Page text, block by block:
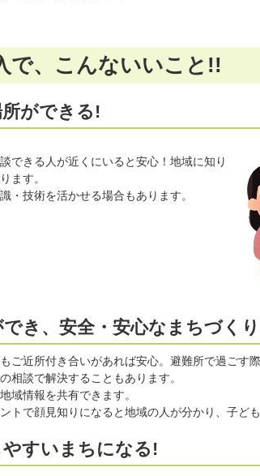
で、こんないいこと!!
ができる!
できる人が近くにいると安心！地域に知り
ます。
・技術を活かせる場合もあります。
き、安全・安心なまちづく
ご近所付き合いがあれば安心。避難所で過ごす
相談で解決することもあります。
域情報を共有できます。
トで顔見知りになると地域の人が分かり、子ども
すいまちになる!